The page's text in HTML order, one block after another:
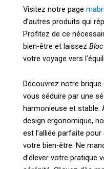
Visitez notre page
d’autres produits qui
Profitez de ce
bien-être et laissez
votre voyage vers
Découvrez notre
vous séduire par une
harmonieuse et
design ergonomique,
est l’alliée parfaite
votre bien-être. Ne
d’élever votre pratique